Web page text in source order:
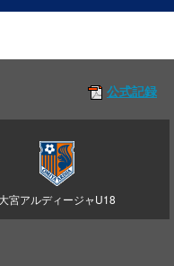
公式記録
大宮アルディージャU18